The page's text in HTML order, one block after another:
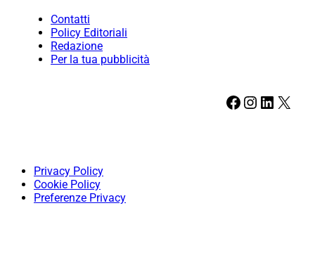
Contatti
Policy Editoriali
Redazione
Per la tua pubblicità
Facebook Instagram LinkedIn X
Privacy Policy
Cookie Policy
Preferenze Privacy